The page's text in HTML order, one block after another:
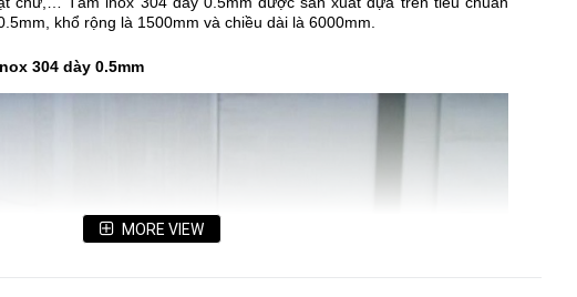
khổ rộng là 1500mm và chiều dài là 6000mm.
304 dày 0.5mm
MORE VIEW